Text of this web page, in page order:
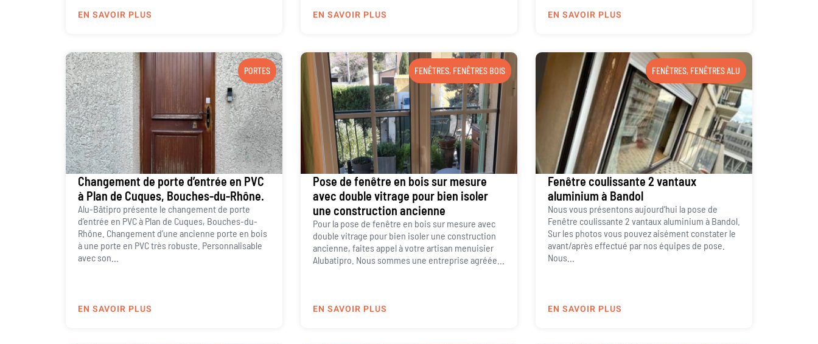
EN SAVOIR PLUS EN SAVOIR PLUS EN SAVOIR PLUS
PORTES
Changement de porte d’entrée en PVC
à Plan de Cuques, Bouches-du-Rhône.
Alu-Bâtipro présente le changement de porte
d’entrée en PVC à Plan de Cuques, Bouches-du-
Rhône. Changement d’une ancienne porte en bois
à une porte en PVC très robuste. Personnalisable
avec son...
EN SAVOIR PLUS
FENÊTRES, FENÊTRES BOIS
Pose de fenêtre en bois sur mesure
avec double vitrage pour bien isoler
une construction ancienne
Pour la pose de fenêtre en bois sur mesure avec
double vitrage pour bien isoler une construction
ancienne, faites appel à votre artisan menuisier
Alubatipro. Nous sommes une entreprise agréée...
EN SAVOIR PLUS
FENÊTRES, FENÊTRES ALU
Fenêtre coulissante 2 vantaux
aluminium à Bandol
Nous vous présentons aujourd’hui la pose de
Fenêtre coulissante 2 vantaux aluminium à Bandol.
Sur les photos vous pouvez aisément constater le
avant/après effectué par nos équipes de pose.
Nous...
EN SAVOIR PLUS